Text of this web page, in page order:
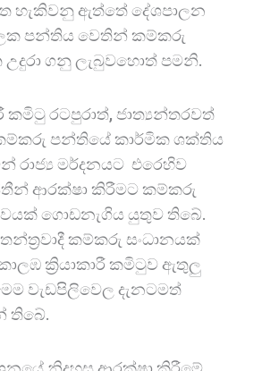
හැකිවනු ඇත්තේ දේශපාලන
පන්තිය වෙතින් කම්කරු
ගනු ලැබුවහොත් පමනි.
කමිටු රටපුරාත්, ජාත්‍යන්තරවත්
පන්තියේ කාර්මික ශක්තිය
රාජ්‍ය මර්දනයට එරෙහිව
ආරක්ෂා කිරීමට කම්කරු
ගොඩනැගිය යුතුව තිබේ.
කම්කරු සංධානයක්
ක්‍රියාකාරී කමිටුව ඇතුලු
වැඩපිලිවෙල දැනටමත්
තිබේ.